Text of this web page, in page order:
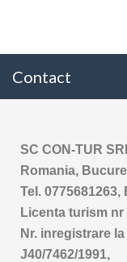
Contact
SC CON-TUR
Romania,
Tel.
Licenta turism nr
Nr. inregistrare
J40/7462/1991,